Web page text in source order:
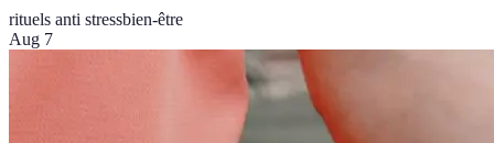
rituels anti stressbien-être
Aug 7